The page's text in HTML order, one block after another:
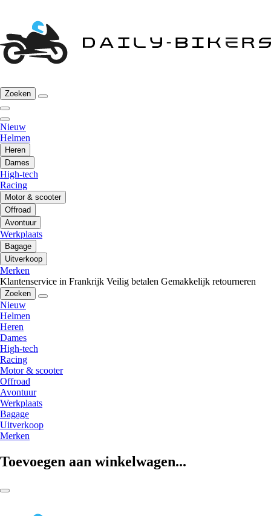
Zoeken
Nieuw
Helmen
Heren
Dames
High-tech
Racing
Motor & scooter
Offroad
Avontuur
Werkplaats
Bagage
Uitverkoop
Merken
Klantenservice in Frankrijk Veilig betalen Gemakkelijk retourneren
Zoeken
Nieuw
Helmen
Heren
Dames
High-tech
Racing
Motor & scooter
Offroad
Avontuur
Werkplaats
Bagage
Uitverkoop
Merken
Toevoegen aan winkelwagen...